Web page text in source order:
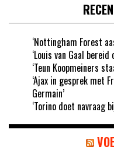
‘Nottingham Forest
‘Louis van Gaal
‘Teun Koopmeiners
‘Ajax in gesprek met
Germain’
‘Torino doet navraag